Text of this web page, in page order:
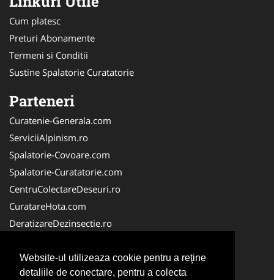
Website-ul utilizeaza cookie pentru a reţine
detaliile de conectare, pentru a colecta
Cum platesc
Preturi Abonamente
Termeni si Conditii
Sustine Spalatorie Curatatorie
Parteneri
Curatenie-Generala.com
ServiciiAlpinism.ro
Spalatorie-Covoare.com
Spalatorie-Curatatorie.com
CentruColectareDeseuri.ro
CuratareHota.com
DeratizareDezinsectie.ro
ColectareDeseuriMedicale.com
FirmaDeratizare.ro